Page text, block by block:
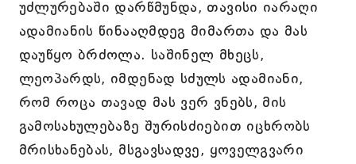
უძლურებაში დარწმუნდა, თავისი იარაღი
ადამიანის წინააღმდეგ მიმართა და მას
დაუწყო ბრძოლა. საშინელ მხეცს,
ლეოპარდს, იმდენად სძულს ადამიანი,
რომ როცა თავად მას ვერ ვნებს, მის
გამოსახულებაზე შურისძიებით იცხრობს
მრისხანებას, მსგავსადვე, ყოველგვარი